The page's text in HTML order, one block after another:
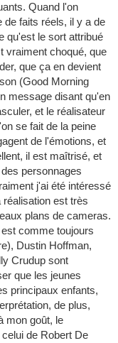
Quand l'on
de faits réels, il y a de
qu'est le sort attribué
vraiment choqué, que
que ça en devient
(Good Morning
message disant qu'en
et le réalisateur
se fait de la peine
de l'émotions, et
il est maîtrisé, et
personnages
j'ai été intéressé
est très
plans de cameras.
comme toujours
Dustin Hoffman,
Crudup sont
que les jeunes
principaux enfants,
de plus,
mon goût, le
de Robert De